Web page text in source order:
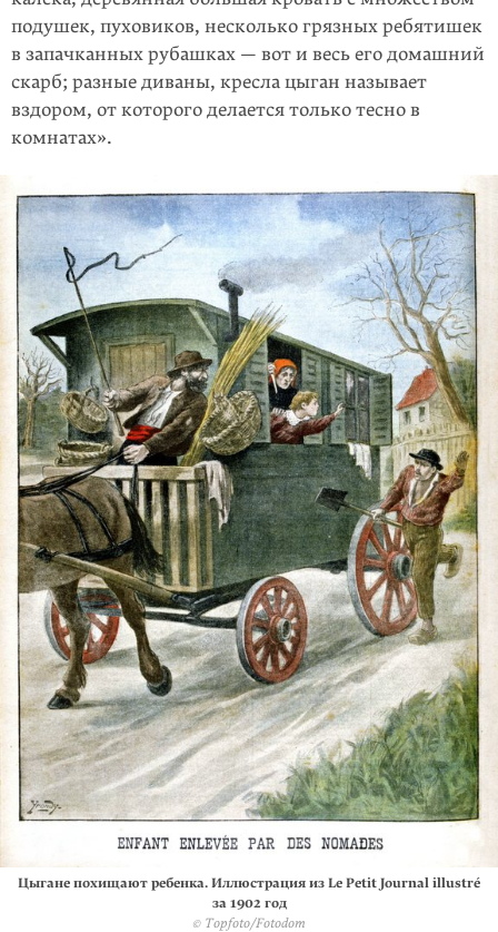
подушек, пуховиков, несколько грязных ребятишек
в запачканных рубашках — вот и весь его домашний
скарб; разные диваны, кресла цыган называет
вздором, от которого делается только тесно в
комнатах».
Цыгане похищают ребенка. Иллюстрация из Le Petit Journal illustré
за 1902 год
© Topfoto/Fotodom